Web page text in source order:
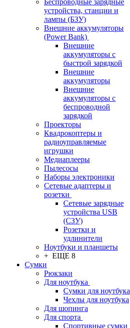
Беспроводные зарядные
устройства, станции и
лампы (БЗУ)
Внешние аккумуляторы
(Power Bank)
Внешние
аккумуляторы с
быстрой зарядкой
Внешние
аккумуляторы
Внешние
аккумуляторы с
беспроводной
зарядкой
Проекторы
Квадрокоптеры и
радиоуправляемые
игрушки
Медиаплееры
Пылесосы
Наборы электроники
Сетевые адаптеры и
розетки
Сетевые зарядные
устройства USB
(СЗУ)
Розетки и
удлинители
Ноутбуки и планшеты
+ ЕЩЕ 8
Сумки
Рюкзаки
Для ноутбука
Сумки для ноутбука
Чехлы для ноутбука
Для шопинга
Для спорта
Спортивные сумки